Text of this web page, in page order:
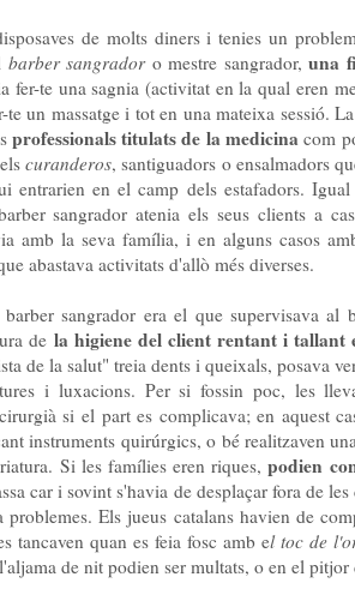
de molts diners i tenies un
barber sangradoro mestre sangrador,una
fer-te una sagnia (activitat en la qual eren
un massatge i tot en una mateixa sessió.
professionals titulats de la medicina com
curanderos, santiguadors o ensalmadors
entrarien en el camp dels estafadors.
sangrador atenia els seus clients a
amb la seva família, i en alguns casos
abastava activitats d'allò més diverses.
sangrador era el que supervisava al
de la higiene del client rentant i tallant
de la salut" treia dents i queixals, posava
i luxacions. Per si fossin poc, les
si el part es complicava; en aquest
instruments quirúrgics, o bé realitzaven
Si les famílies eren riques,podien
car i sovint s'havia de desplaçar fora de
problemes. Els jueus catalans havien de
tancaven quan es feia fosc amb el toc de
de nit podien ser multats, o en el pitjor